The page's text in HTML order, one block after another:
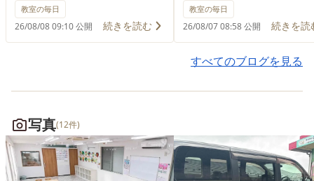
玉や小さなしゃぼん玉が風に
のって、ふわふわ飛んでいき
ました。 みんな「キレイ」
としたりしながら、笑顔いっ
ぱいの時間になりました。
教室の毎日
26/08/08 09:10 公開 続きを読む
頭の上に物をのせ、落と
に１本道を歩きます。 最
は、ガムテープの芯を頭
に乗せました。 レベル
の上のせました。 「が
も。 とても素敵な姿でし
た。
教室の毎日
26/08/07 08:58 公開 続きを読
すべてのブログを見る
写真(12件)